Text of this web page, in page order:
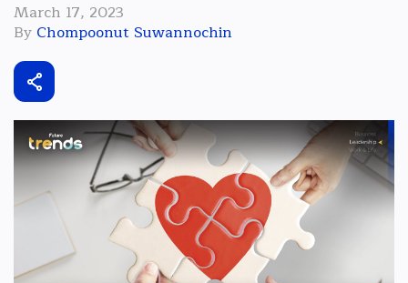
March 17, 2023
By Chompoonut Suwannochin